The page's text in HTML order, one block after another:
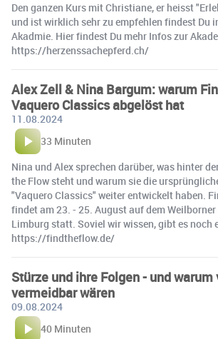
Den ganzen Kurs mit Christiane, er heisst
und ist wirklich sehr zu empfehlen findest Du
Akadmie. Hier findest Du mehr Infos zur
https://herzenssachepferd.ch/
Alex Zell & Nina Bargum: warum
Vaquero Classics abgelöst hat
11.08.2024
33 Minuten
Nina und Alex sprechen darüber, was hinter
the Flow steht und warum sie die
"Vaquero Classics" weiter entwickelt haben.
findet am 23. - 25. August auf dem
Limburg statt. Soviel wir wissen, gibt es noch
https://findtheflow.de/
Stürze und ihre Folgen - und
vermeidbar wären
09.08.2024
40 Minuten